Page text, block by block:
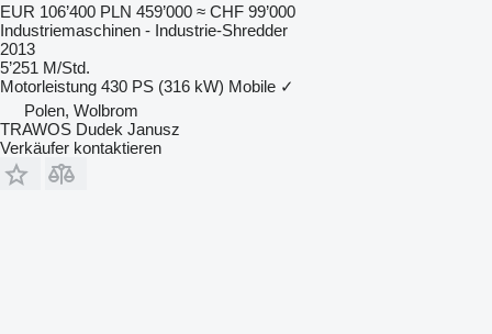
EUR 106’400 PLN 459’000 ≈ CHF 99’000
Industriemaschinen - Industrie-Shredder
2013
5’251 M/Std.
Motorleistung 430 PS (316 kW) Mobile ✓
Polen, Wolbrom
TRAWOS Dudek Janusz
Verkäufer kontaktieren